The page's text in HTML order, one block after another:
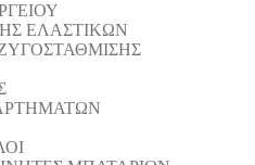
ΕΛΑΣΤΙΚΩΝ